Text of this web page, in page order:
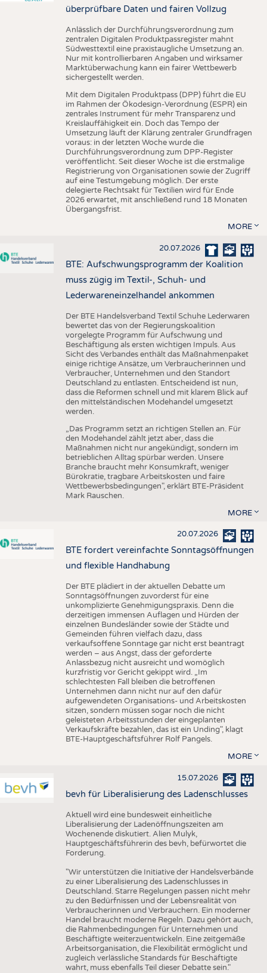
überprüfbare Daten und fairen Vollzug
Anlässlich der Durchführungsverordnung zum
zentralen Digitalen Produktpassregister mahnt
Südwesttextil eine praxistaugliche Umsetzung an.
Nur mit kontrollierbaren Angaben und wirksamer
Marktüberwachung kann ein fairer Wettbewerb
sichergestellt werden.
Mit dem Digitalen Produktpass (DPP) führt die EU
im Rahmen der Ökodesign-Verordnung (ESPR) ein
zentrales Instrument für mehr Transparenz und
Kreislauffähigkeit ein. Doch das Tempo der
Umsetzung läuft der Klärung zentraler Grundfragen
voraus: in der letzten Woche wurde die
Durchführungsverordnung zum DPP-Register
veröffentlicht. Seit dieser Woche ist die erstmalige
Registrierung von Organisationen sowie der Zugriff
auf eine Testumgebung möglich. Der erste
delegierte Rechtsakt für Textilien wird für Ende
2026 erwartet, mit anschließend rund 18 Monaten
Übergangsfrist.
MORE
20.07.2026
BTE: Aufschwungsprogramm der Koalition
muss zügig im Textil-, Schuh- und
Lederwareneinzelhandel ankommen
Der BTE Handelsverband Textil Schuhe Lederwaren
bewertet das von der Regierungskoalition
vorgelegte Programm für Aufschwung und
Beschäftigung als ersten wichtigen Impuls. Aus
Sicht des Verbandes enthält das Maßnahmenpaket
einige richtige Ansätze, um Verbraucherinnen und
Verbraucher, Unternehmen und den Standort
Deutschland zu entlasten. Entscheidend ist nun,
dass die Reformen schnell und mit klarem Blick auf
den mittelständischen Modehandel umgesetzt
werden.
„Das Programm setzt an richtigen Stellen an. Für
den Modehandel zählt jetzt aber, dass die
Maßnahmen nicht nur angekündigt, sondern im
betrieblichen Alltag spürbar werden. Unsere
Branche braucht mehr Konsumkraft, weniger
Bürokratie, tragbare Arbeitskosten und faire
Wettbewerbsbedingungen", erklärt BTE-Präsident
Mark Rauschen.
MORE
20.07.2026
BTE fordert vereinfachte Sonntagsöffnungen
und flexible Handhabung
Der BTE plädiert in der aktuellen Debatte um
Sonntagsöffnungen zuvorderst für eine
unkomplizierte Genehmigungspraxis. Denn die
derzeitigen immensen Auflagen und Hürden der
einzelnen Bundesländer sowie der Städte und
Gemeinden führen vielfach dazu, dass
verkaufsoffene Sonntage gar nicht erst beantragt
werden – aus Angst, dass der geforderte
Anlassbezug nicht ausreicht und womöglich
kurzfristig vor Gericht gekippt wird. „Im
schlechtesten Fall bleiben die betroffenen
Unternehmen dann nicht nur auf den dafür
aufgewendeten Organisations- und Arbeitskosten
sitzen, sondern müssen sogar noch die nicht
geleisteten Arbeitsstunden der eingeplanten
Verkaufskräfte bezahlen, das ist ein Unding", klagt
BTE-Hauptgeschäftsführer Rolf Pangels.
MORE
15.07.2026
bevh für Liberalisierung des Ladenschlusses
Aktuell wird eine bundesweit einheitliche
Liberalisierung der Ladenöffnungszeiten am
Wochenende diskutiert. Alien Mulyk,
Hauptgeschäftsführerin des bevh, befürwortet die
Forderung.
"Wir unterstützen die Initiative der Handelsverbände
zu einer Liberalisierung des Ladenschlusses in
Deutschland. Starre Regelungen passen nicht mehr
zu den Bedürfnissen und der Lebensrealität von
Verbraucherinnen und Verbrauchern. Ein moderner
Handel braucht moderne Regeln. Dazu gehört auch,
die Rahmenbedingungen für Unternehmen und
Beschäftigte weiterzuentwickeln. Eine zeitgemäße
Arbeitsorganisation, die Flexibilität ermöglicht und
zugleich verlässliche Standards für Beschäftigte
wahrt, muss ebenfalls Teil dieser Debatte sein."